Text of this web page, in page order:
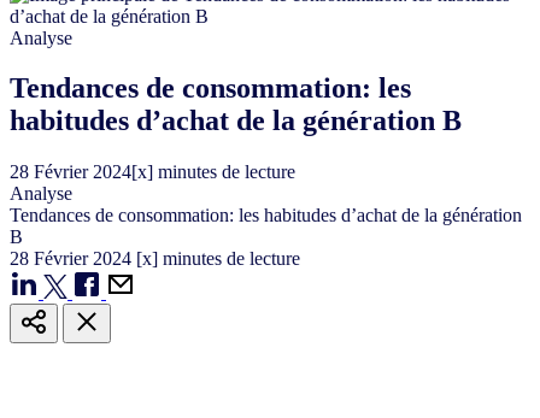
Analyse
Tendances de consommation: les
habitudes d’achat de la génération B
28 Février 2024[x] minutes de lecture
Analyse
Tendances de consommation: les habitudes d’achat de la génération
B
28 Février 2024 [x] minutes de lecture